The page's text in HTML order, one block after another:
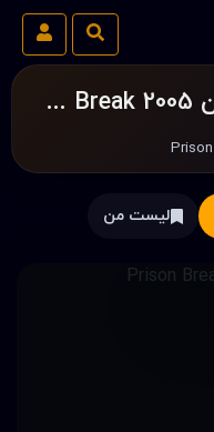
دانلود سریال فرار از زندان Prison Break 2005
لیست من